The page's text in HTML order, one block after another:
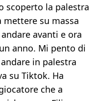
scoperto la palestra
mettere su massa
avanti e ora
anno. Mi pento di
in palestra
su Tiktok. Ha
che a